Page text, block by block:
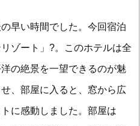
早い時間でした。今回宿泊
ゾート」?。このホテルは全
の絶景を一望できるのが魅
、部屋に入ると、窓から広
に感動しました。部屋は